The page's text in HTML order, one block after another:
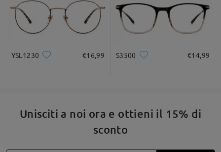
YSL1230 €16,99 S3500 €14,99
Unisciti a noi ora e ottieni il 15% di
sconto